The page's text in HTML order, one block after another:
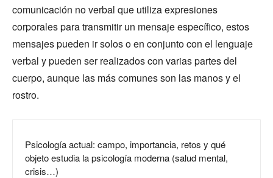
comunicación no verbal que utiliza expresiones
corporales para transmitir un mensaje específico, estos
mensajes pueden ir solos o en conjunto con el lenguaje
verbal y pueden ser realizados con varias partes del
cuerpo, aunque las más comunes son las manos y el
rostro.
Psicología actual: campo, importancia, retos y qué
objeto estudia la psicología moderna (salud mental,
crisis…)